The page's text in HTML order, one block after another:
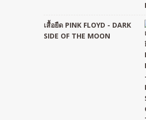
เสื้อยืด PINK FLOYD - DARK
SIDE OF THE MOON